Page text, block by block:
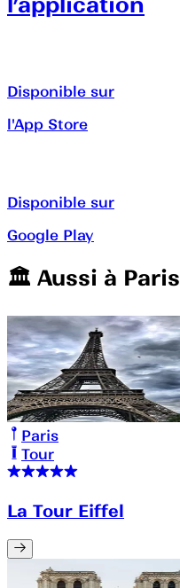
Disponible sur
l'App Store
Disponible sur
Google Play
🏛️️ Aussi à Paris
Paris
Tour
La Tour Eiffel